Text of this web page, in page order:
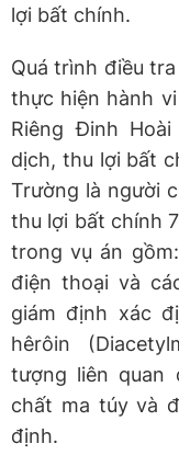
lợi bất chính.
Quá trình điều
thực hiện hành
Riêng Đinh
dịch, thu lợi bất
Trường là người
thu lợi bất chính
trong vụ án
điện thoại và
giám định xác
hêrôin
tượng liên quan
chất ma túy và
định.